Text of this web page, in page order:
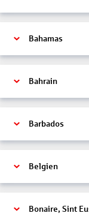
Bahamas
Bahrain
Barbados
Belgien